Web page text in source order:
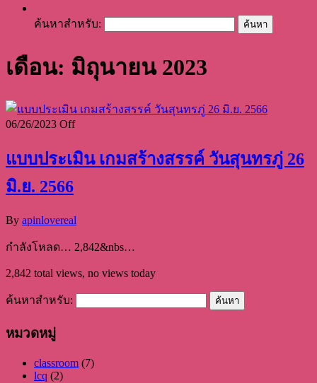
ค้นหาสำหรับ:
เดือน: มิถุนายน 2023
06/26/2023 Off
แบบประเมิน เกมสร้างสรรค์ วันสุนทรภู่ 26
มิ.ย. 2566
By apinlovereal
กำลังโหลด… 2,842&nbs…
2,842 total views, no views today
ค้นหาสำหรับ:
หมวดหมู่
classroom (7)
lcq (2)